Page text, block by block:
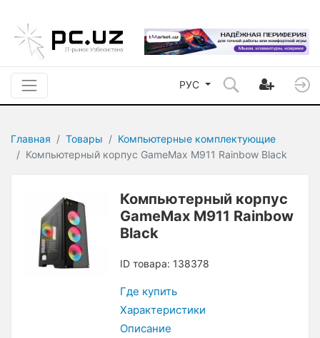
РУС
Главная Товары
Компьютерные комплектующие
Компьютерный корпус GameMax M911 Rainbow Black
Компьютерный корпус
GameMax M911 Rainbow
Black
ID товара: 138378
Где купить
Характеристики
Описание